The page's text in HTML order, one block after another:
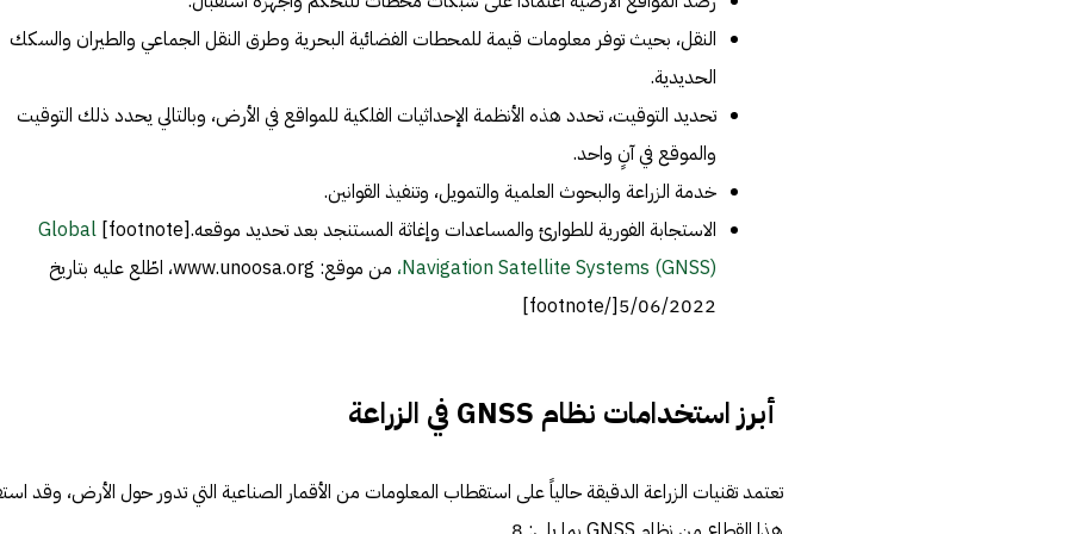
النقل، بحيث توفر معلومات قيمة للمحطات الفضائية البحرية وطرق النقل الجماعي والطيران والسكك
الحديدية.
تحديد التوقيت، تحدد هذه الأنظمة الإحداثيات الفلكية للمواقع في الأرض، وبالتالي يحدد ذلك التوقيت
والموقع في آنٍ واحد.
خدمة الزراعة والبحوث العلمية والتمويل، وتنفيذ القوانين.
الاستجابة الفورية للطوارئ والمساعدات وإغاثة المستنجد بعد تحديد موقعه.[footnote]
Global
Navigation Satellite Systems (GNSS)،
من موقع: www.unoosa.org، اطّلع عليه بتاريخ
5/06/2022[/footnote]
أبرز استخدامات نظام GNSS في الزراعة
تعتمد تقنيات الزراعة الدقيقة حالياً على استقطاب المعلومات من الأقمار الصناعية التي تدور حول الأرض، وقد